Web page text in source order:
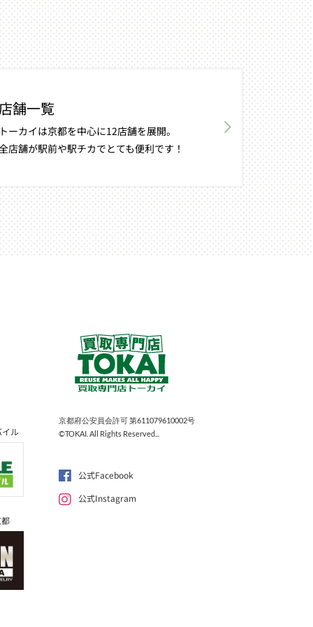
舗一覧
ーカイは京都を中心に12店舗を展開。
店舗が駅前や駅チカでとても便利です！
イル
京都府公安員会許可 第611079610002号
©TOKAI. All Rights Reserved...
公式Facebook
公式Instagram